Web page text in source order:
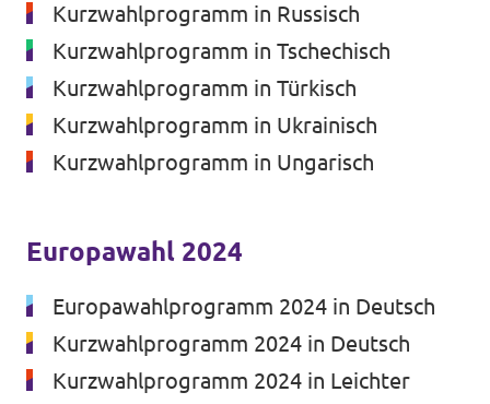
Kurzwahlprogramm in Russisch
Kurzwahlprogramm in Tschechisch
Kurzwahlprogramm in Türkisch
Kurzwahlprogramm in Ukrainisch
Kurzwahlprogramm in Ungarisch
Europawahl 2024
Europawahlprogramm 2024 in Deutsch
Kurzwahlprogramm 2024 in Deutsch
Kurzwahlprogramm 2024 in Leichter